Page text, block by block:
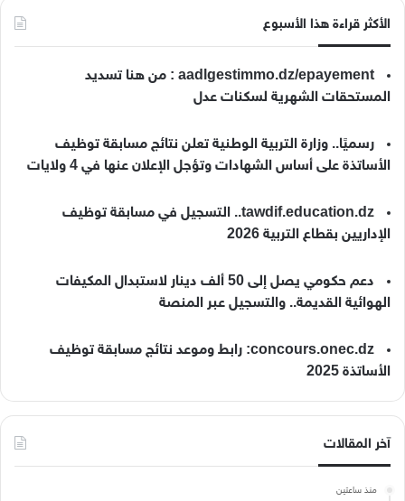
الأكثر قراءة هذا الأسبوع
aadlgestimmo.dz/epayement : من هنا تسديد
المستحقات الشهرية لسكنات عدل
رسميًا.. وزارة التربية الوطنية تعلن نتائج مسابقة توظيف
الأساتذة على أساس الشهادات وتؤجل الإعلان عنها في 4 ولايات
tawdif.education.dz.. التسجيل في مسابقة توظيف
الإداريين بقطاع التربية 2026
دعم حكومي يصل إلى 50 ألف دينار لاستبدال المكيفات
الهوائية القديمة.. والتسجيل عبر المنصة
concours.onec.dz: رابط وموعد نتائج مسابقة توظيف
الأساتذة 2025
آخر المقالات
منذ ساعتين